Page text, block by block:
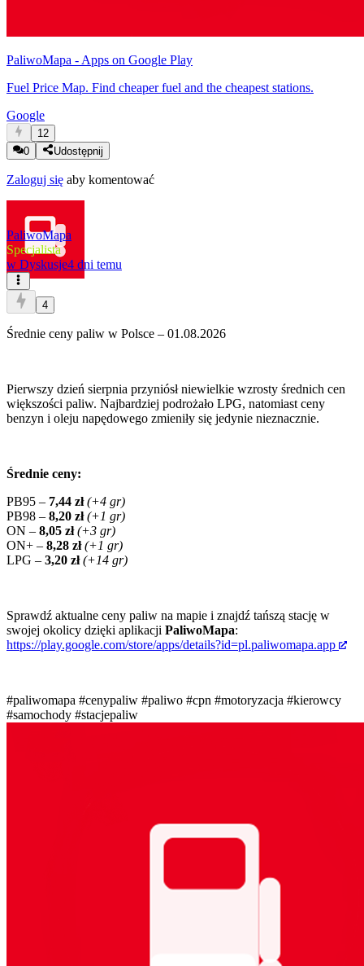
PaliwoMapa - Apps on Google Play
Fuel Price Map. Find cheaper fuel and the cheapest stations.
Google
12
0
Udostępnij
Zaloguj się aby komentować
PaliwoMapa
Specjalista
w Dyskusje4 dni temu
4
Średnie ceny paliw w Polsce – 01.08.2026
Pierwszy dzień sierpnia przyniósł niewielkie wzrosty średnich cen
większości paliw. Najbardziej podrożało LPG, natomiast ceny
benzyn i oleju napędowego zmieniły się jedynie nieznacznie.
Średnie ceny:
PB95 – 7,44 zł (+4 gr)
PB98 – 8,20 zł (+1 gr)
ON – 8,05 zł (+3 gr)
ON+ – 8,28 zł (+1 gr)
LPG – 3,20 zł (+14 gr)
Sprawdź aktualne ceny paliw na mapie i znajdź tańszą stację w
swojej okolicy dzięki aplikacji PaliwoMapa:
https://play.google.com/store/apps/details?id=pl.paliwomapa.app
#paliwomapa #cenypaliw #paliwo #cpn #motoryzacja #kierowcy
#samochody #stacjepaliw